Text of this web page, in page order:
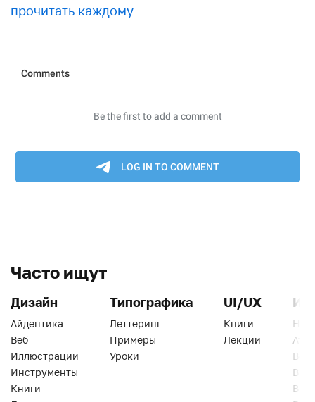
прочитать каждому
Часто ищут
Дизайн
Айдентика
Веб
Иллюстрации
Инструменты
Книги
Типографика
Леттеринг
Примеры
Уроки
UI/UX
Книги
Лекции
Веб